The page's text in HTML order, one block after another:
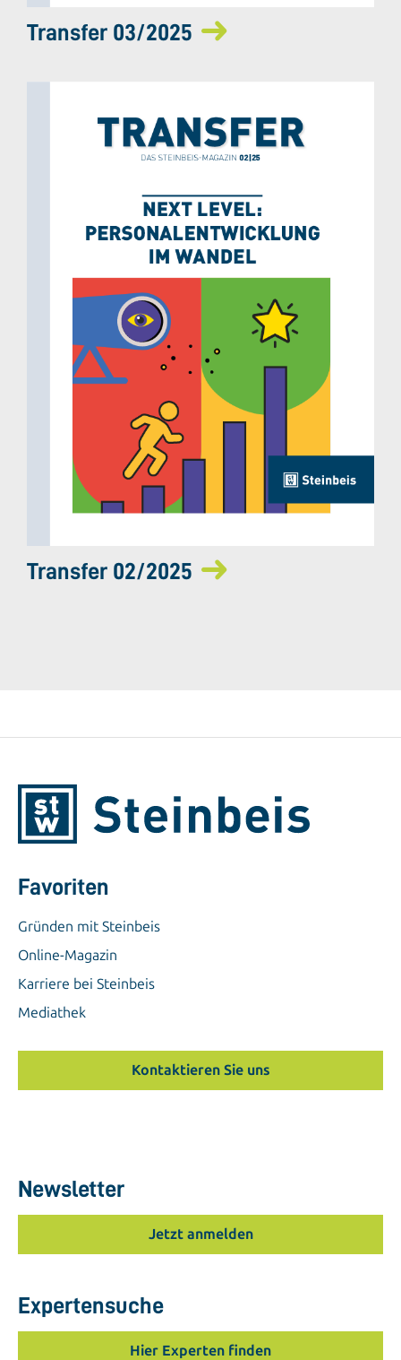
Transfer 03/2025
Transfer 02/2025
Favoriten
Gründen mit Steinbeis
Online-Magazin
Karriere bei Steinbeis
Mediathek
Kontaktieren Sie uns
Newsletter
Jetzt anmelden
Expertensuche
Hier Experten finden